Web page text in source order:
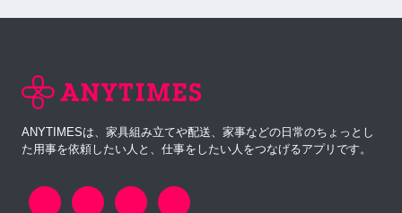
ANYTIMESは、家具組み立てや配送、家事などの日常のちょっとし
た用事を依頼したい人と、仕事をしたい人をつなげるアプリです。